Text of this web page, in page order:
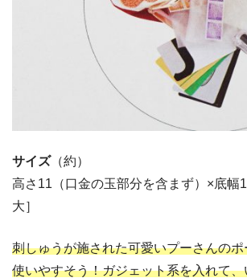
サイズ（約）
高さ11（口金の玉部分を含まず）×底幅
大］
刺しゅうが施された可愛いプーさんの
使いやすそう！ガジェット系を入れて